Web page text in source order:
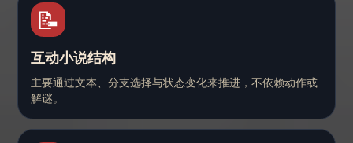
📝
互动小说结构
主要通过文本、分支选择与状态变化来推进，不依赖动作或
解谜。